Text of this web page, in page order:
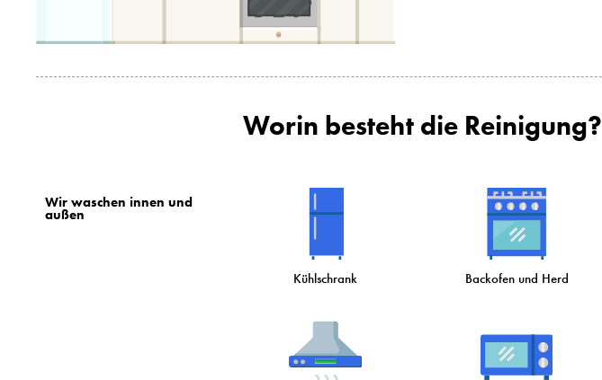
Worin besteht die Reinigung?
Wir waschen innen und
außen
Kühlschrank Backofen und Herd